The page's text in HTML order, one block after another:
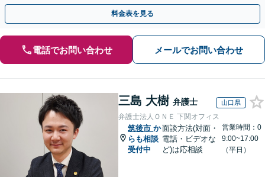
分】【当日・休日・夜間相談OK】
料金表を見る
電話でお問い合わせ メールでお問い合わせ
三島 大樹 弁護士 山口県
弁護士法人ＯＮＥ 下関オフィス
筑後市 か
らも相談
受付中
面談方法(対面・
電話・ビデオな
ど)は応相談
営業時間：0
9:00~17:00
（平日）